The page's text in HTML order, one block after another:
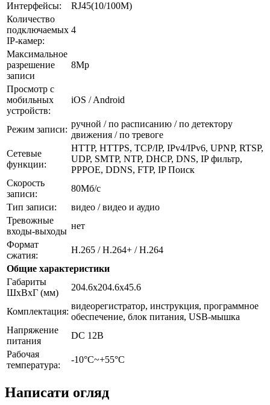
Интерфейсы:
RJ45(10/100M)
Количество
подключаемых
IP-камер:
4
Максимальное
разрешение
записи
8Mp
Просмотр с
мобильных
устройств:
iOS / Android
Режим записи:
ручной / по расписанию / по детектору
движения / по тревоге
Сетевые
функции:
HTTP, HTTPS, TCP/IP, IPv4/IPv6, UPNP, RTSP,
UDP, SMTP, NTP, DHCP, DNS, IP фильтр,
PPPOE, DDNS, FTP, IP Поиск
Скорость
записи:
80Мб/с
Тип записи:
видео / видео и аудио
Тревожные
входы-выходы
нет
Формат
сжатия:
H.265 / H.264+ / H.264
Общие характеристики
Габариты
ШxВxГ (мм)
204.6x204.6x45.6
Комплектация:
видеорегистратор, инструкция, программное
обеспечение, блок питания, USB-мышка
Напряжение
питания
DC 12В
Рабочая
температура:
-10°C~+55°C
Написати огляд